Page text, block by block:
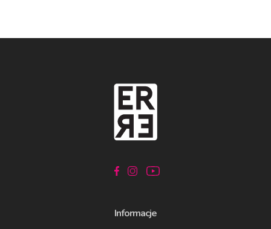
Informacje